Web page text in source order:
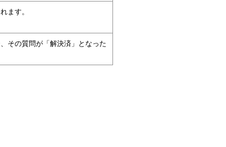
ます。
その質問が「解決済」となった